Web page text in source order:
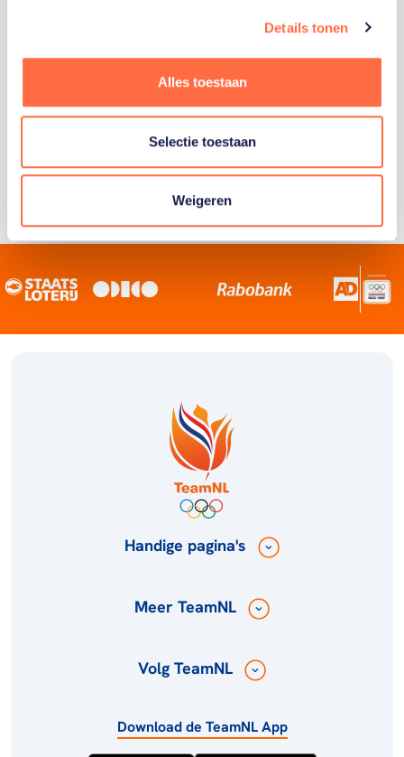
Details tonen
Alles toestaan
Selectie toestaan
Weigeren
Handige pagina's
Meer TeamNL
Volg TeamNL
Download de TeamNL App